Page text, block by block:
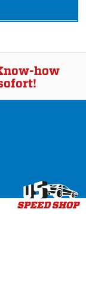
how